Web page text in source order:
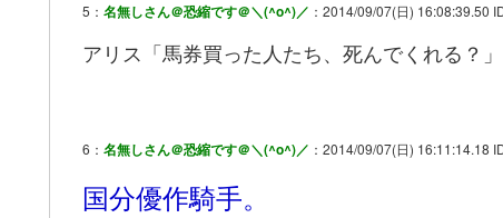
5： 名無しさん＠恐縮です＠＼(^o^)／ ：2014/09/07(日) 16:08:39.50
アリス「馬券買った人たち、死んでくれる？」
6： 名無しさん＠恐縮です＠＼(^o^)／ ：2014/09/07(日) 16:11:14.18
国分優作騎手。